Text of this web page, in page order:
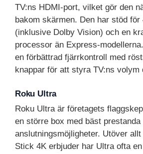
TV:ns HDMI-port, vilket gör den
bakom skärmen. Den har stöd för
(inklusive Dolby Vision) och en
processor än Express-
en förbättrad fjärrkontroll med
knappar för att styra TV:ns volym
Roku Ultra
Roku Ultra är företagets
en större box med bäst
anslutningsmöjligheter. Utöver
Stick 4K erbjuder har Ultra ofta